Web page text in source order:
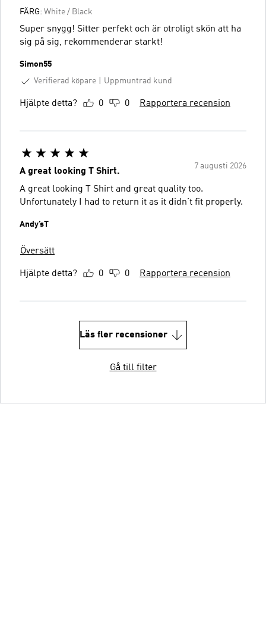
FÄRG: White / Black
Super snygg! Sitter perfekt och är otroligt skön att ha
sig på sig, rekommenderar starkt!
Simon55
Verifierad köpare
Uppmuntrad kund
Hjälpte detta? 0 0 Rapportera recension
7 augusti 2026
A great looking T Shirt.
A great looking T Shirt and great quality too.
Unfortunately I had to return it as it didn’t fit properly.
Andy’sT
Översätt
Hjälpte detta? 0 0 Rapportera recension
Läs fler recensioner
Gå till filter